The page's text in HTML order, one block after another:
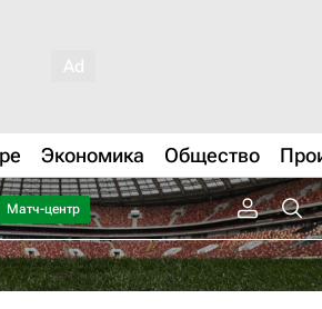
Экономика Общество
Матч-центр